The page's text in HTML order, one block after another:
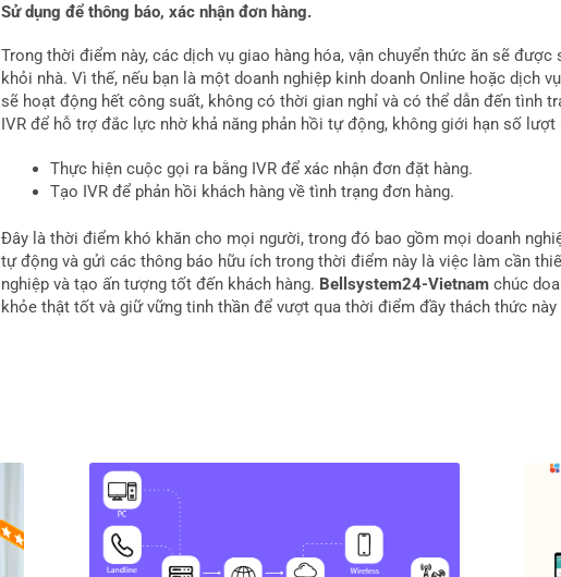
Sử dụng để thông báo, xác nhận đơn hàng.
Trong thời điểm này, các dịch vụ giao hàng hóa, vận chuyển thức ăn sẽ
khỏi nhà. Vì thế, nếu bạn là một doanh nghiệp kinh doanh Online hoặc dịch
sẽ hoạt động hết công suất, không có thời gian nghỉ và có thể dẫn đến tình
IVR để hỗ trợ đắc lực nhờ khả năng phản hồi tự động, không giới hạn số lượt
Thực hiện cuộc gọi ra bằng IVR để xác nhận đơn đặt hàng.
Tạo IVR để phản hồi khách hàng về tình trạng đơn hàng.
Đây là thời điểm khó khăn cho mọi người, trong đó bao gồm mọi doanh
tự động và gửi các thông báo hữu ích trong thời điểm này là việc làm cần
nghiệp và tạo ấn tượng tốt đến khách hàng. Bellsystem24-Vietnam chúc
khỏe thật tốt và giữ vững tinh thần để vượt qua thời điểm đầy thách thức này